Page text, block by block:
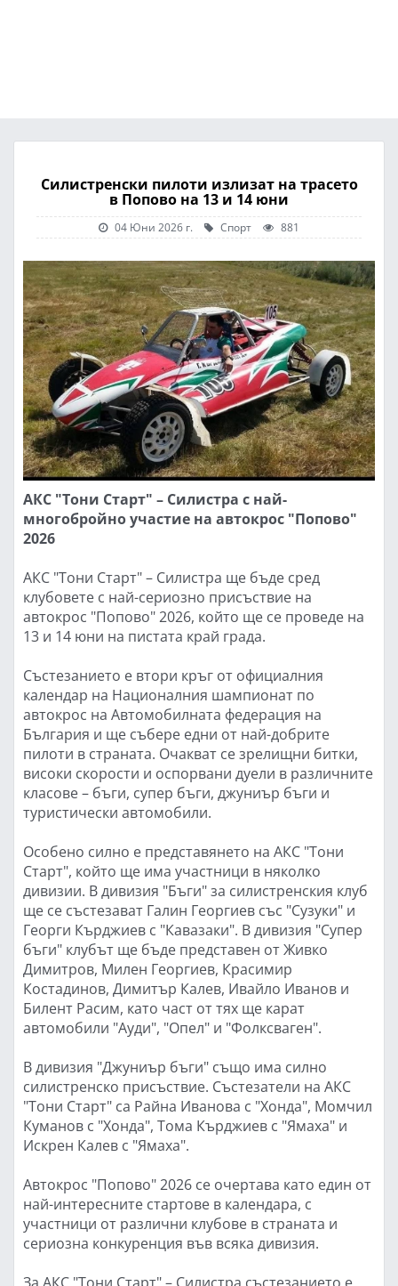
Силистренски пилоти излизат на трасето
в Попово на 13 и 14 юни
04 Юни 2026 г. Спорт 881
АКС "Тони Старт" – Силистра с най-
многобройно участие на автокрос "Попово"
2026
АКС "Тони Старт" – Силистра ще бъде сред
клубовете с най-сериозно присъствие на
автокрос "Попово" 2026, който ще се проведе на
13 и 14 юни на пистата край града.
Състезанието е втори кръг от официалния
календар на Националния шампионат по
автокрос на Автомобилната федерация на
България и ще събере едни от най-добрите
пилоти в страната. Очакват се зрелищни битки,
високи скорости и оспорвани дуели в различните
класове – бъги, супер бъги, джуниър бъги и
туристически автомобили.
Особено силно е представянето на АКС "Тони
Старт", който ще има участници в няколко
дивизии. В дивизия "Бъги" за силистренския клуб
ще се състезават Галин Георгиев със "Сузуки" и
Георги Кърджиев с "Кавазаки". В дивизия "Супер
бъги" клубът ще бъде представен от Живко
Димитров, Милен Георгиев, Красимир
Костадинов, Димитър Калев, Ивайло Иванов и
Билент Расим, като част от тях ще карат
автомобили "Ауди", "Опел" и "Фолксваген".
В дивизия "Джуниър бъги" също има силно
силистренско присъствие. Състезатели на АКС
"Тони Старт" са Райна Иванова с "Хонда", Момчил
Куманов с "Хонда", Тома Кърджиев с "Ямаха" и
Искрен Калев с "Ямаха".
Автокрос "Попово" 2026 се очертава като един от
най-интересните стартове в календара, с
участници от различни клубове в страната и
сериозна конкуренция във всяка дивизия.
За АКС "Тони Старт" – Силистра състезанието е